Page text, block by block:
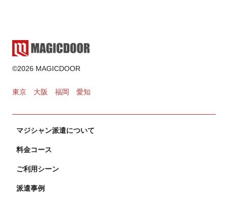
©2026 MAGICDOOR
東京 大阪 福岡 愛知
マジシャン派遣について
料金コース
ご利用シーン
派遣事例